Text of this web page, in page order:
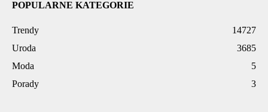
POPULARNE KATEGORIE
Trendy
14727
Uroda
3685
Moda
5
Porady
3